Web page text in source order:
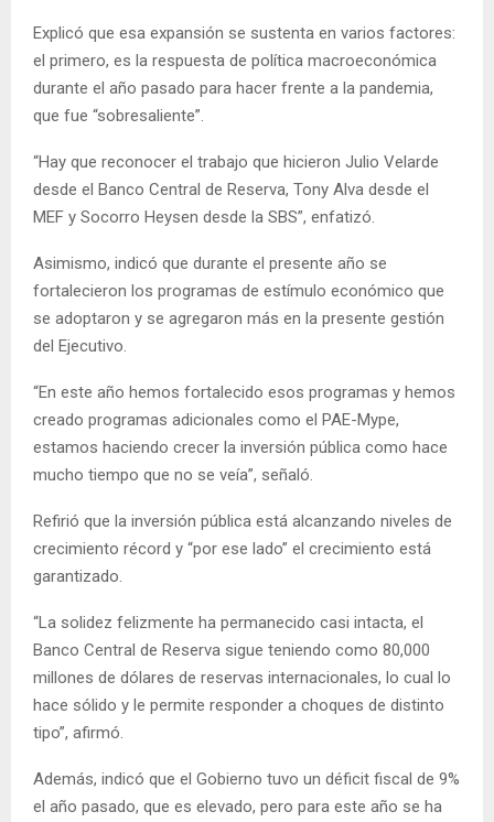
Explicó que esa expansión se sustenta en varios factores:
el primero, es la respuesta de política macroeconómica
durante el año pasado para hacer frente a la pandemia,
que fue “sobresaliente”.
“Hay que reconocer el trabajo que hicieron Julio Velarde
desde el Banco Central de Reserva, Tony Alva desde el
MEF y Socorro Heysen desde la SBS”, enfatizó.
Asimismo, indicó que durante el presente año se
fortalecieron los programas de estímulo económico que
se adoptaron y se agregaron más en la presente gestión
del Ejecutivo.
“En este año hemos fortalecido esos programas y hemos
creado programas adicionales como el PAE-Mype,
estamos haciendo crecer la inversión pública como hace
mucho tiempo que no se veía”, señaló.
Refirió que la inversión pública está alcanzando niveles de
crecimiento récord y “por ese lado” el crecimiento está
garantizado.
“La solidez felizmente ha permanecido casi intacta, el
Banco Central de Reserva sigue teniendo como 80,000
millones de dólares de reservas internacionales, lo cual lo
hace sólido y le permite responder a choques de distinto
tipo”, afirmó.
Además, indicó que el Gobierno tuvo un déficit fiscal de 9%
el año pasado, que es elevado, pero para este año se ha